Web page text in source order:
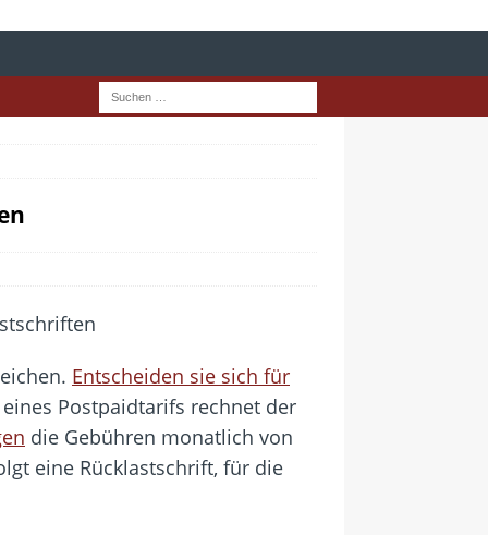
Entscheiden sie sich für
Postpaidtarifs rechnet der
die Gebühren monatlich von
eine Rücklastschrift, für die